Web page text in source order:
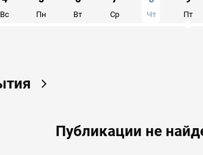
Вс Пн Вт Ср Чт Пт
Публикации не